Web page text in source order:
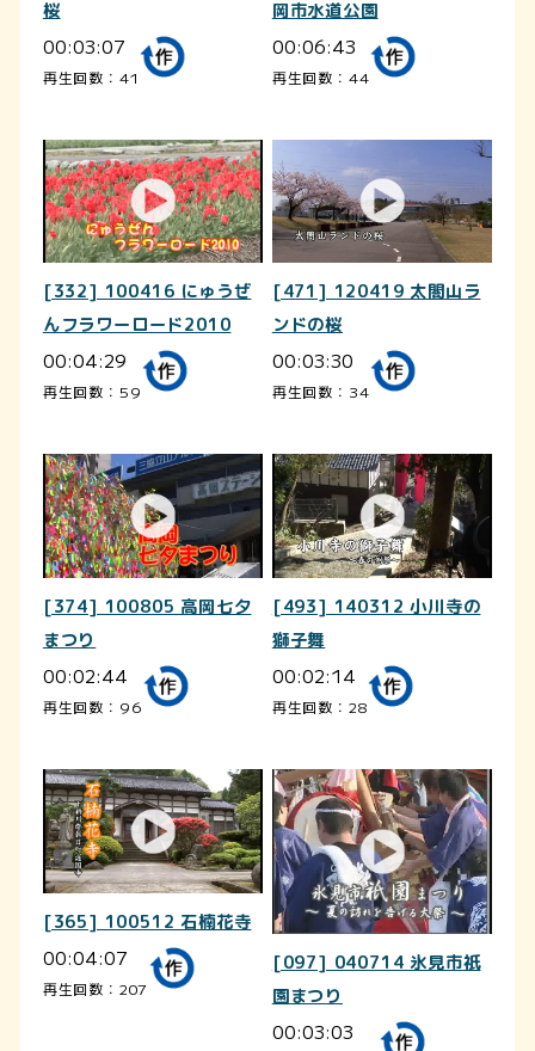
桜
00:03:07
再生回数：41
岡市水道公園
00:06:43
再生回数：44
[332] 100416 にゅうぜ
んフラワーロード2010
00:04:29
再生回数：59
[471] 120419 太閤山ラ
ンドの桜
00:03:30
再生回数：34
[374] 100805 高岡七夕
まつり
00:02:44
再生回数：96
[493] 140312 小川寺の
獅子舞
00:02:14
再生回数：28
[365] 100512 石楠花寺
00:04:07
再生回数：207
[097] 040714 氷見市祇
園まつり
00:03:03